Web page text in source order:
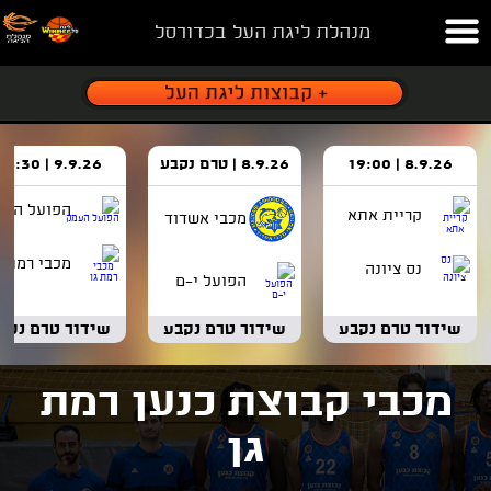
מנהלת ליגת העל בכדורסל
8.9.26 | 19:00
קריית אתא
נס ציונה
שידור טרם נקבע
8.9.26 | טרם נקבע
מכבי אשדוד
הפועל י-ם
שידור טרם נקבע
9.9.26 | 18:30
הפועל
מכבי רמת
שידור טרם
מכבי קבוצת כנען רמת
גן